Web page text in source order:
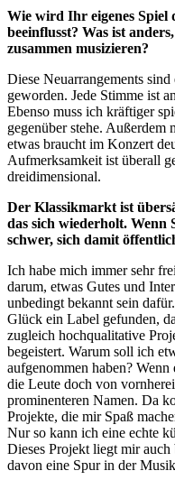
Wie wird Ihr eigenes Spiel
beeinflusst? Was ist
zusammen musizieren?
Diese Neuarrangements
geworden. Jede Stimme ist
Ebenso muss ich kräftiger
gegenüber stehe. Außerdem
etwas braucht im Konzert
Aufmerksamkeit ist überall
dreidimensional.
Der Klassikmarkt ist
das sich wiederholt. Wenn
schwer, sich damit
Ich habe mich immer sehr
darum, etwas Gutes und
unbedingt bekannt sein
Glück ein Label gefunden,
zugleich hochqualitative
begeistert. Warum soll ich
aufgenommen haben?
die Leute doch von
prominenteren Namen. Da
Projekte, die mir Spaß
Nur so kann ich eine echte
Dieses Projekt liegt mir
davon eine Spur in der